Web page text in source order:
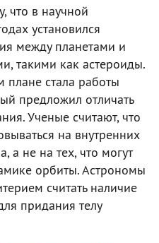
что в научной
установился
между планетами и
такими как астероиды.
стала работы
предложил отличать
Ученые считают, что
на внутренних
а не на тех, что могут
орбиты. Астрономы
считать наличие
придания телу